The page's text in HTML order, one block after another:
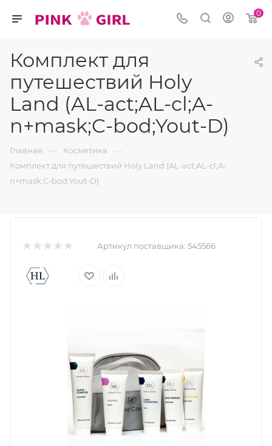
0
Комплект для
путешествий Holy
Land (AL-act;AL-cl;A-
n+mask;C-bod;Yout-D)
Главная — Косметика —
Комплект для путешествий Holy Land (AL-act;AL-cl;A-
n+mask;C-bod;Yout-D)
Артикул поставщика: 545566